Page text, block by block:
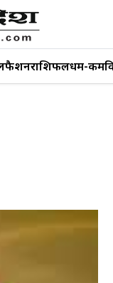
फैशनराशिफलधर्म-कर्म